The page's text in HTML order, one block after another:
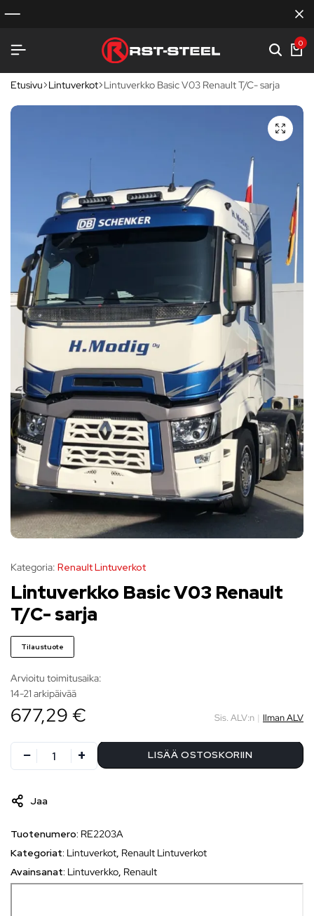
0
Etusivu Lintuverkot Lintuverkko Basic V03 Renault T/C- sarja
Kategoria: Renault Lintuverkot
Lintuverkko Basic V03 Renault
T/C- sarja
Tilaustuote
Arvioitu toimitusaika:
14-21 arkipäivää
677,29 € Sis. ALV:n | Ilman ALV
LISÄÄ OSTOSKORIIN
Jaa
Tuotenumero: RE2203A
Kategoriat: Lintuverkot, Renault Lintuverkot
Avainsanat: Lintuverkko, Renault